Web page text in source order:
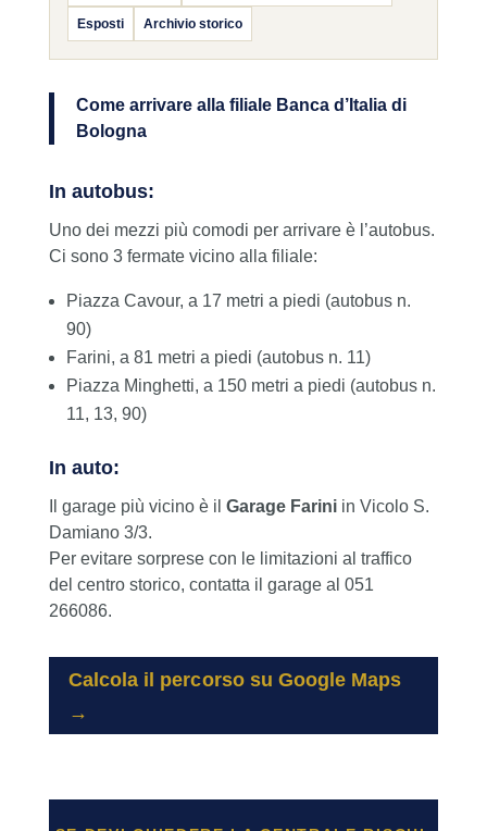
Esposti Archivio storico
Come arrivare alla filiale Banca d’Italia di
Bologna
In autobus:
Uno dei mezzi più comodi per arrivare è l’autobus.
Ci sono 3 fermate vicino alla filiale:
Piazza Cavour, a 17 metri a piedi (autobus n.
90)
Farini, a 81 metri a piedi (autobus n. 11)
Piazza Minghetti, a 150 metri a piedi (autobus n.
11, 13, 90)
In auto:
Il garage più vicino è il Garage Fariniin Vicolo S.
Damiano 3/3.
Per evitare sorprese con le limitazioni al traffico
del centro storico, contatta il garage al 051
266086.
Calcola il percorso su Google Maps
→